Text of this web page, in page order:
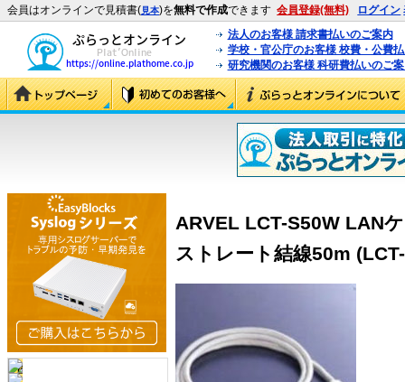
会員はオンラインで見積書(見本)を無料で作成できます 会員登録(無料) ログイン
法人のお客様 請求書払いのご案内
学校・官公庁のお客様 校費・公費
研究機関のお客様 科研費払いのご
ARVEL LCT-S50W LAN
ストレート結線50m